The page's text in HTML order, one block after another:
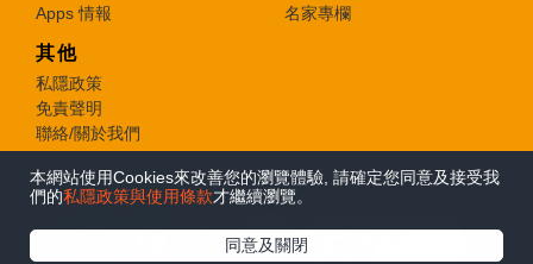
本網站使用Cookies來改善您的瀏覽體驗, 請確定您同意及接受我
們的私隱政策與使用條款才繼續瀏覽。
同意及關閉
Apps 情報
名家專欄
其他
私隱政策
免責聲明
聯絡/關於我們
© 2026 e-zone. All Rights Reserved.